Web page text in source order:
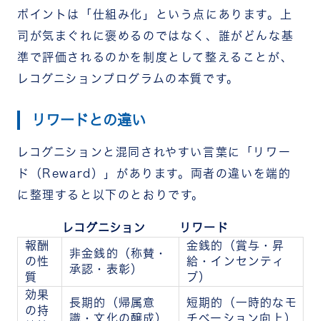
ポイントは「仕組み化」という点にあります。上
司が気まぐれに褒めるのではなく、誰がどんな基
準で評価されるのかを制度として整えることが、
レコグニションプログラムの本質です。
リワードとの違い
レコグニションと混同されやすい言葉に「リワー
ド（Reward）」があります。両者の違いを端的
に整理すると以下のとおりです。
レコグニション
リワード
報酬
の性
質
非金銭的（称賛・
承認・表彰）
金銭的（賞与・昇
給・インセンティ
ブ）
効果
の持
長期的（帰属意
識・文化の醸成）
短期的（一時的なモ
チベーション向上）